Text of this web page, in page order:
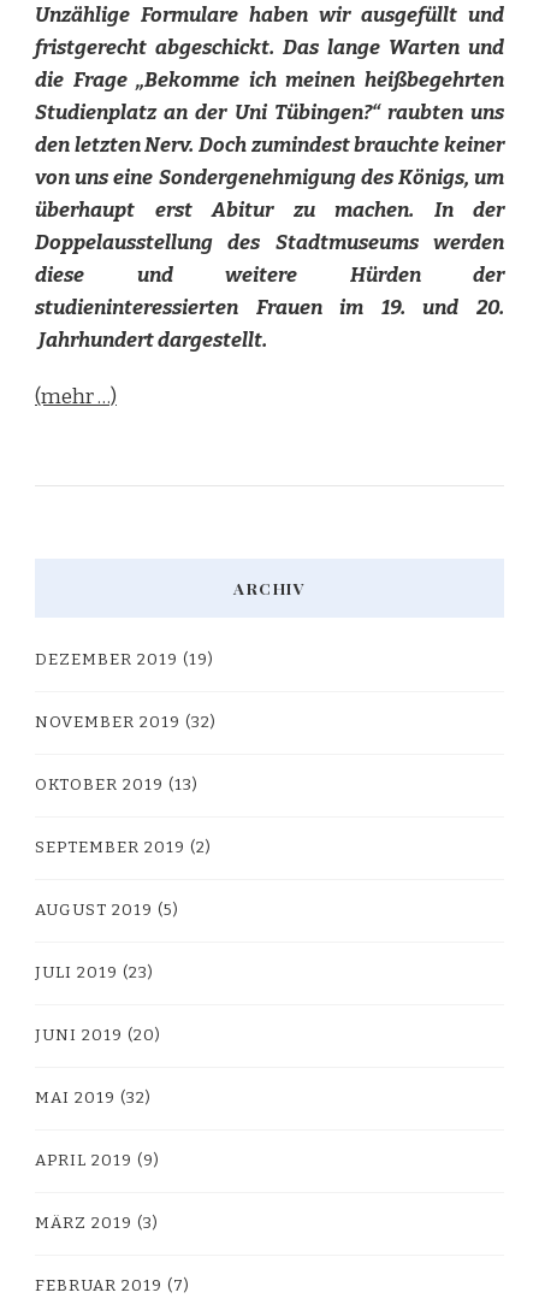
Unzählige Formulare haben wir ausgefüllt und
fristgerecht abgeschickt. Das lange Warten und
die Frage „Bekomme ich meinen heißbegehrten
Studienplatz an der Uni Tübingen?“ raubten uns
den letzten Nerv. Doch zumindest brauchte keiner
von uns eine Sondergenehmigung des Königs, um
überhaupt erst Abitur zu machen. In der
Doppelausstellung des Stadtmuseums werden
diese und weitere Hürden der
studieninteressierten Frauen im 19. und 20.
Jahrhundert dargestellt.
(mehr …)
ARCHIV
DEZEMBER 2019 (19)
NOVEMBER 2019 (32)
OKTOBER 2019 (13)
SEPTEMBER 2019 (2)
AUGUST 2019 (5)
JULI 2019 (23)
JUNI 2019 (20)
MAI 2019 (32)
APRIL 2019 (9)
MÄRZ 2019 (3)
FEBRUAR 2019 (7)